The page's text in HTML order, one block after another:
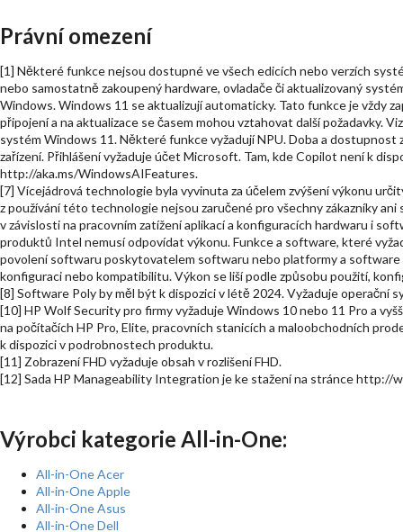
Právní omezení
[1] Některé funkce nejsou dostupné ve všech edicích nebo verzích
nebo samostatně zakoupený hardware, ovladače či aktualizovaný
Windows. Windows 11 se aktualizují automaticky. Tato funkce je vždy
připojení a na aktualizace se časem mohou vztahovat další požadavky.
systém Windows 11. Některé funkce vyžadují NPU. Doba a
zařízení. Přihlášení vyžaduje účet Microsoft. Tam, kde Copilot není k
http://aka.ms/WindowsAIFeatures.
[7] Vícejádrová technologie byla vyvinuta za účelem zvýšení výkonu
z používání této technologie nejsou zaručené pro všechny zákazníky
v závislosti na pracovním zatížení aplikací a konfiguracích hardwaru i
produktů Intel nemusí odpovídat výkonu. Funkce a software, které
povolení softwaru poskytovatelem softwaru nebo platformy a
konfiguraci nebo kompatibilitu. Výkon se liší podle způsobu použití,
[8] Software Poly by měl být k dispozici v létě 2024. Vyžaduje operační
[10] HP Wolf Security pro firmy vyžaduje Windows 10 nebo 11 Pro a
na počítačích HP Pro, Elite, pracovních stanicích a maloobchodních
k dispozici v podrobnostech produktu.
[11] Zobrazení FHD vyžaduje obsah v rozlišení FHD.
[12] Sada HP Manageability Integration je ke stažení na stránce http://
Výrobci kategorie All-in-One:
All-in-One Acer
All-in-One Apple
All-in-One Asus
All-in-One Dell